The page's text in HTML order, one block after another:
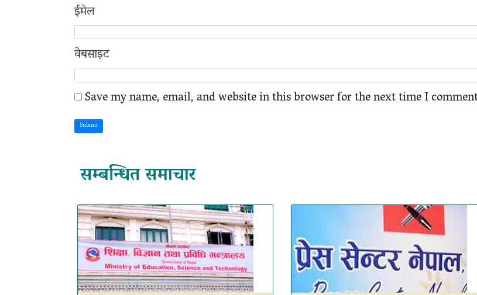
ईमेल
वेबसाइट
Save my name, email, and website in this browser for the next time I
Submit
सम्बन्धित समाचार